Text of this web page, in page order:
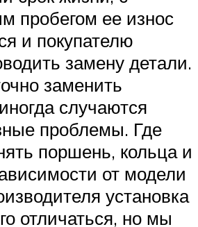
пробегом ее износ
и покупателю
замену детали.
заменить
случаются
проблемы. Где
поршень, кольца и
от модели
установка
отличаться, но мы